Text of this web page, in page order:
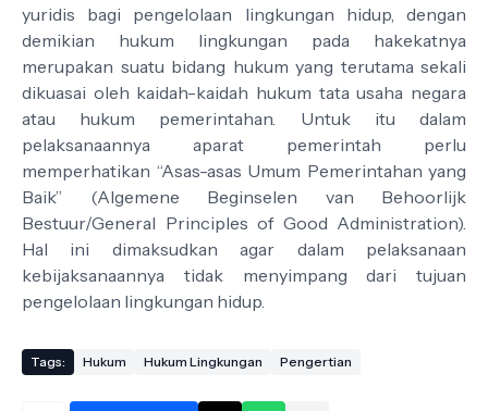
yuridis bagi pengelolaan lingkungan hidup, dengan
demikian hukum lingkungan pada hakekatnya
merupakan suatu bidang hukum yang terutama sekali
dikuasai oleh kaidah-kaidah hukum tata usaha negara
atau hukum pemerintahan. Untuk itu dalam
pelaksanaannya aparat pemerintah perlu
memperhatikan “Asas-asas Umum Pemerintahan yang
Baik” (Algemene Beginselen van Behoorlijk
Bestuur/General Principles of Good Administration).
Hal ini dimaksudkan agar dalam pelaksanaan
kebijaksanaannya tidak menyimpang dari tujuan
pengelolaan lingkungan hidup.
Tags: Hukum Hukum Lingkungan Pengertian